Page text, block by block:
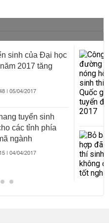
sinh của Đại học
2017 tăng
| 05/04/2017
tuyển sinh
các tỉnh phía
ngành
| 04/04/2017